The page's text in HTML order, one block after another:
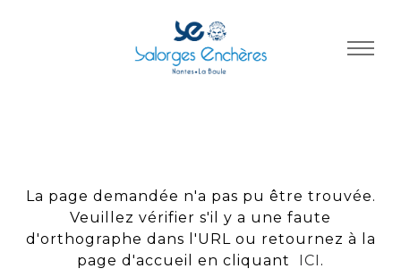
La page demandée n'a pas pu être trouvée.
Veuillez vérifier s'il y a une faute
d'orthographe dans l'URL ou retournez à la
page d'accueil en cliquant
ICI .